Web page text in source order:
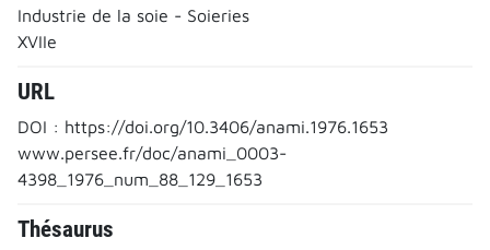
Industrie de la soie - Soieries
XVIIe
URL
DOI : https://doi.org/10.3406/anami.1976.1653
www.persee.fr/doc/anami_0003-
4398_1976_num_88_129_1653
Thésaurus